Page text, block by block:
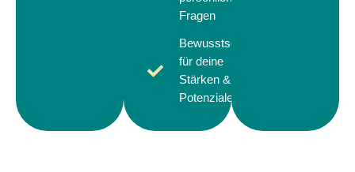
Fragen
Bewusstsein
für deine
Stärken &
Potenziale